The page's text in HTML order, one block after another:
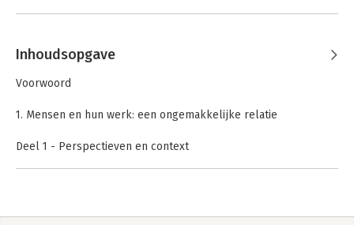
Inhoudsopgave
Voorwoord
1. Mensen en hun werk: een ongemakkelijke relatie
Deel 1 - Perspectieven en context